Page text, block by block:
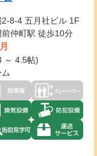
8-4 五月社ビル 1F
仲町駅 徒歩10分
～ 4.5帖)